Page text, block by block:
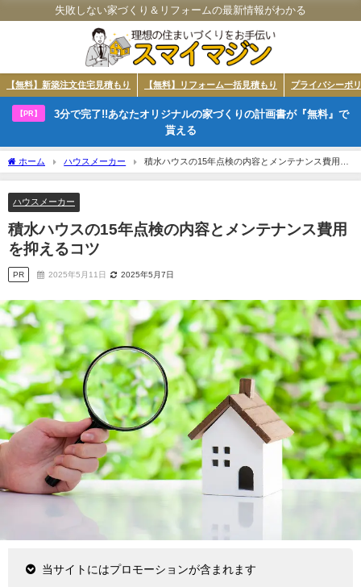
失敗しない家づくり＆リフォームの最新情報がわかる
【無料】新築注文住宅見積もり 【無料】リフォーム一括見積もり プライバシーポ
【PR】
3分で完了!!あなたオリジナルの家づくりの計画書が『無料』で
貰える
ホーム ハウスメーカー
積水ハウスの15年点検の内容とメンテナンス費用を
抑えるコツ
ハウスメーカー
積水ハウスの15年点検の内容とメンテナンス費用
を抑えるコツ
PR 2025年5月11日 2025年5月7日
当サイトにはプロモーションが含まれます